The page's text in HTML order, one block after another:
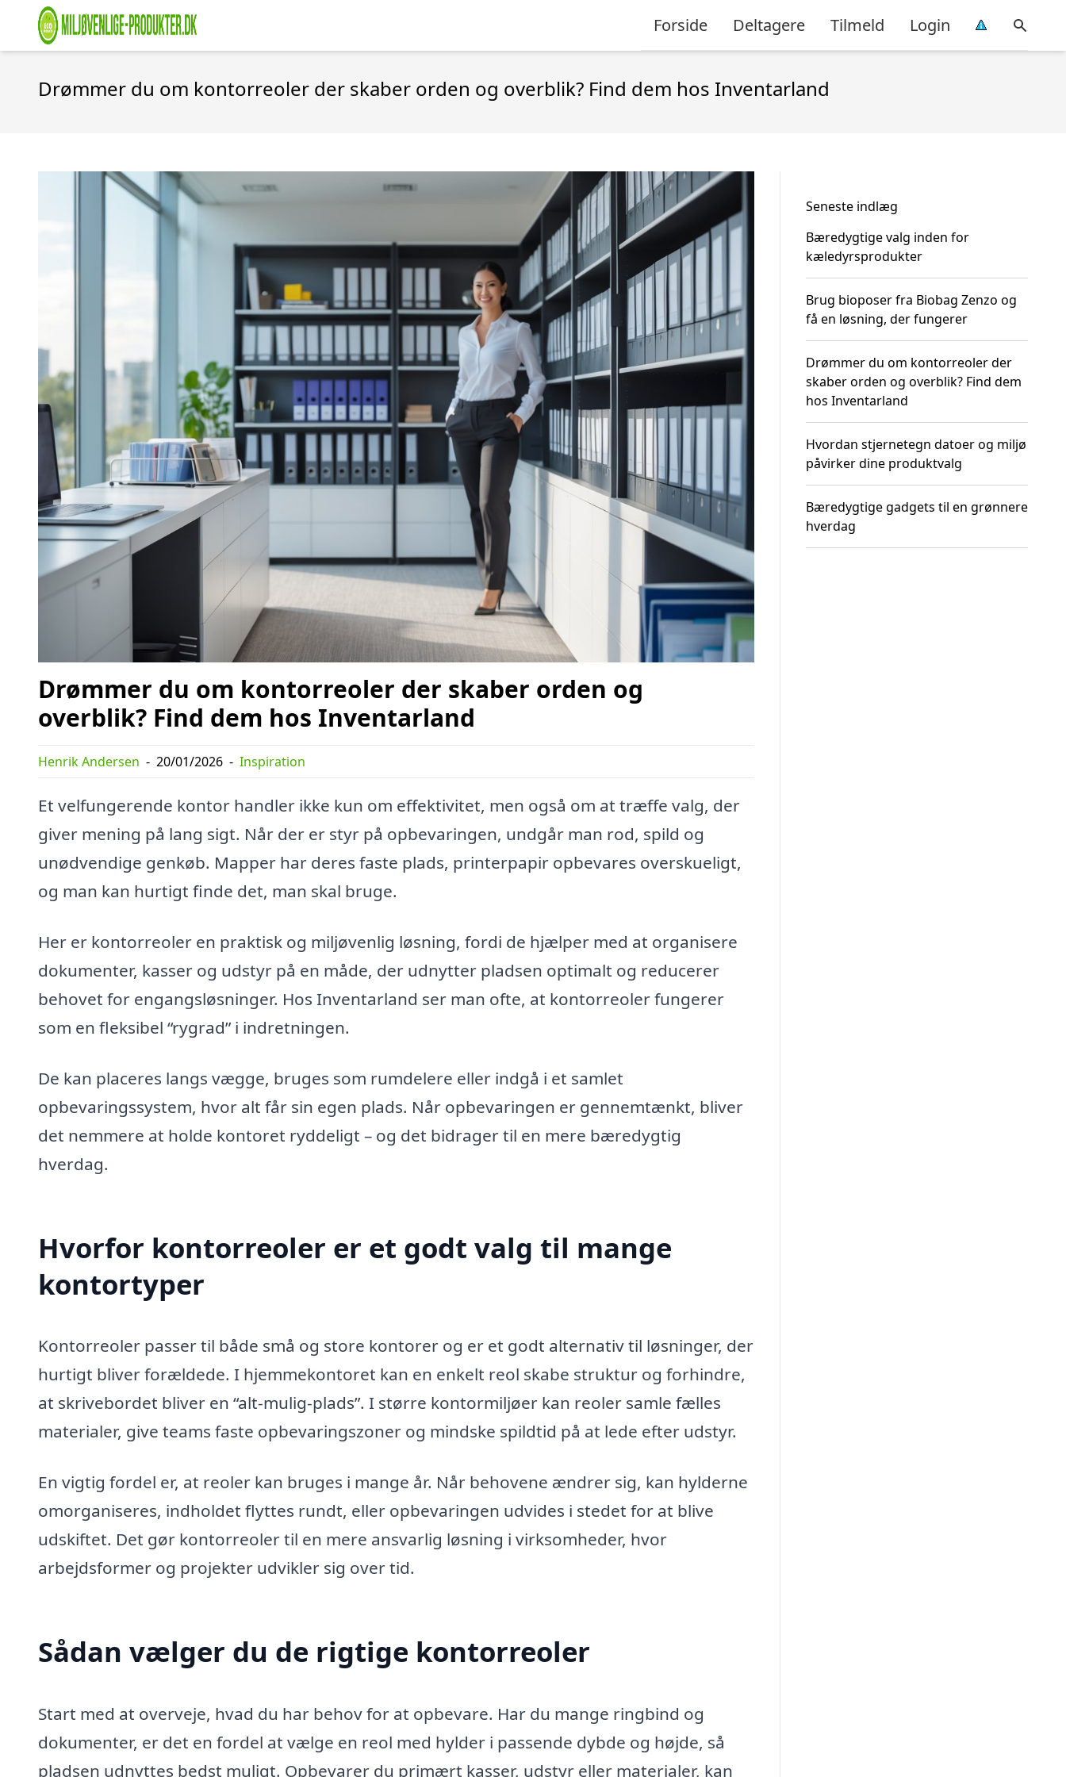
Forside Deltagere Tilmeld Login
Drømmer du om kontorreoler der skaber orden og overblik? Find dem hos Inventarland
Drømmer du om kontorreoler der skaber orden og
overblik? Find dem hos Inventarland
Henrik Andersen - 20/01/2026 - Inspiration
Et velfungerende kontor handler ikke kun om effektivitet, men også om at træffe valg, der
giver mening på lang sigt. Når der er styr på opbevaringen, undgår man rod, spild og
unødvendige genkøb. Mapper har deres faste plads, printerpapir opbevares overskueligt,
og man kan hurtigt finde det, man skal bruge.
Her er kontorreoler en praktisk og miljøvenlig løsning, fordi de hjælper med at organisere
dokumenter, kasser og udstyr på en måde, der udnytter pladsen optimalt og reducerer
behovet for engangsløsninger. Hos Inventarland ser man ofte, at kontorreoler fungerer
som en fleksibel “rygrad” i indretningen.
De kan placeres langs vægge, bruges som rumdelere eller indgå i et samlet
opbevaringssystem, hvor alt får sin egen plads. Når opbevaringen er gennemtænkt, bliver
det nemmere at holde kontoret ryddeligt – og det bidrager til en mere bæredygtig
hverdag.
Hvorfor kontorreoler er et godt valg til mange
kontortyper
Kontorreoler passer til både små og store kontorer og er et godt alternativ til løsninger, der
hurtigt bliver forældede. I hjemmekontoret kan en enkelt reol skabe struktur og forhindre,
at skrivebordet bliver en “alt-mulig-plads”. I større kontormiljøer kan reoler samle fælles
materialer, give teams faste opbevaringszoner og mindske spildtid på at lede efter udstyr.
En vigtig fordel er, at reoler kan bruges i mange år. Når behovene ændrer sig, kan hylderne
omorganiseres, indholdet flyttes rundt, eller opbevaringen udvides i stedet for at blive
udskiftet. Det gør kontorreoler til en mere ansvarlig løsning i virksomheder, hvor
arbejdsformer og projekter udvikler sig over tid.
Sådan vælger du de rigtige kontorreoler
Start med at overveje, hvad du har behov for at opbevare. Har du mange ringbind og
dokumenter, er det en fordel at vælge en reol med hylder i passende dybde og højde, så
pladsen udnyttes bedst muligt. Opbevarer du primært kasser, udstyr eller materialer, kan
Seneste indlæg
Bæredygtige valg inden for
kæledyrsprodukter
Brug bioposer fra Biobag Zenzo og
få en løsning, der fungerer
Drømmer du om kontorreoler der
skaber orden og overblik? Find dem
hos Inventarland
Hvordan stjernetegn datoer og miljø
påvirker dine produktvalg
Bæredygtige gadgets til en grønnere
hverdag